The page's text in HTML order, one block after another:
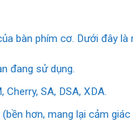
bàn phím cơ. Dưới đây
đang sử dụng.
SA, DSA, XDA.
hơn, mang lại cảm